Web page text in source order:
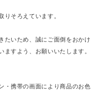
そろえています。
たいため、誠にご面倒をおかけ
すよう、お願いいたします。
・携帯の画面により商品のお色